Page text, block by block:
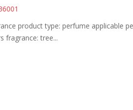
product type: perfume applicable
fragrance: tree...